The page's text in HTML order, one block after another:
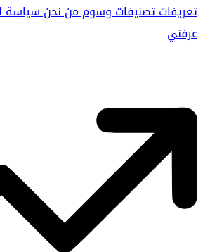
تعريفاتتصنيفاتوسوممن نحنسياسة
عرفني